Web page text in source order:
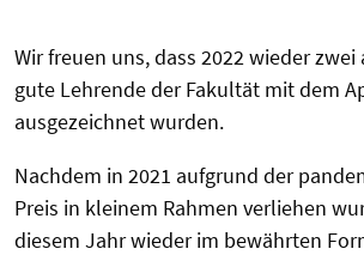
Wir freuen uns, dass 2022 wieder
gute Lehrende der Fakultät mit dem
ausgezeichnet wurden.
Nachdem in 2021 aufgrund der
Preis in kleinem Rahmen verliehen
diesem Jahr wieder im bewährten